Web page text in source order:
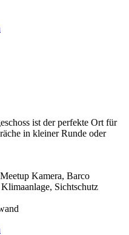
ist der perfekte Ort für
in kleiner Runde oder
Kamera, Barco
Sichtschutz